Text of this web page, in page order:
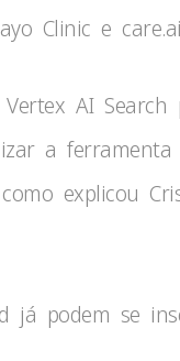
Clinic e
AI
a
explicou
já podem se